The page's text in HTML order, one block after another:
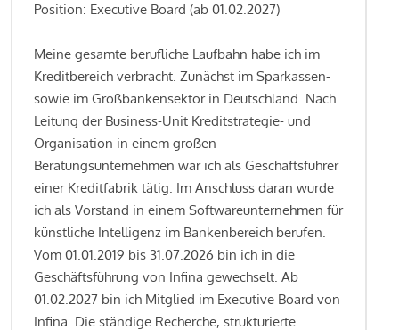
Position: Executive Board (ab 01.02.2027)
Meine gesamte berufliche Laufbahn habe ich im
Kreditbereich verbracht. Zunächst im Sparkassen-
sowie im Großbankensektor in Deutschland. Nach
Leitung der Business-Unit Kreditstrategie- und
Organisation in einem großen
Beratungsunternehmen war ich als Geschäftsführer
einer Kreditfabrik tätig. Im Anschluss daran wurde
ich als Vorstand in einem Softwareunternehmen für
künstliche Intelligenz im Bankenbereich berufen.
Vom 01.01.2019 bis 31.07.2026 bin ich in die
Geschäftsführung von Infina gewechselt. Ab
01.02.2027 bin ich Mitglied im Executive Board von
Infina. Die ständige Recherche, strukturierte